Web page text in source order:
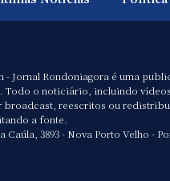
- Jornal Rondoniagora é uma
Todo o noticiário, incluindo
reescritos ou
a fonte.
Caúla, 3893 - Nova Porto Velho -